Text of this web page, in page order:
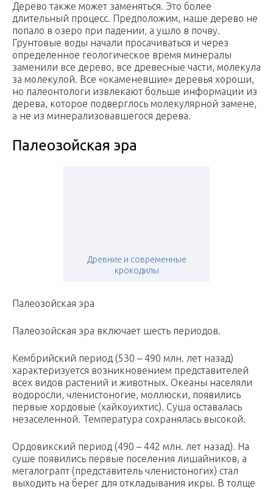
Дерево также может заменяться. Это более
длительный процесс. Предположим, наше дерево не
попало в озеро при падении, а ушло в почву.
Грунтовые воды начали просачиваться и через
определенное геологическое время минералы
заменили все дерево, все древесные части, молекула
за молекулой. Все «окаменевшие» деревья хороши,
но палеонтологи извлекают больше информации из
дерева, которое подверглось молекулярной замене,
а не из минерализовавшегося дерева.
Палеозойская эра
Древние и современные
крокодилы
Палеозойская эра
Палеозойская эра включает шесть периодов.
Кембрийский период (530 – 490 млн. лет назад)
характеризуется возникновением представителей
всех видов растений и животных. Океаны населяли
водоросли, членистоногие, моллюски, появились
первые хордовые (хайкоуихтис). Суша оставалась
незаселенной. Температура сохранялась высокой.
Ордовикский период (490 – 442 млн. лет назад). На
суше появились первые поселения лишайников, а
мегалограпт (представитель членистоногих) стал
выходить на берег для откладывания икры. В толще